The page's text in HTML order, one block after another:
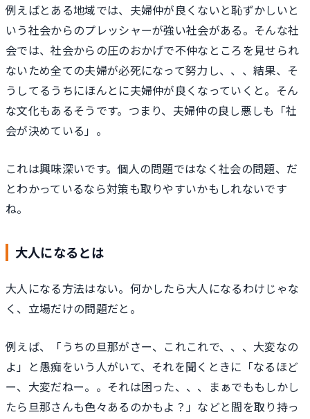
例えばとある地域では、夫婦仲が良くないと恥ずかしいと
いう社会からのプレッシャーが強い社会がある。そんな社
会では、社会からの圧のおかげで不仲なところを見せられ
ないため全ての夫婦が必死になって努力し、、、結果、そ
うしてるうちにほんとに夫婦仲が良くなっていくと。そん
な文化もあるそうです。つまり、夫婦仲の良し悪しも「社
会が決めている」。
これは興味深いです。個人の問題ではなく社会の問題、だ
とわかっているなら対策も取りやすいかもしれないです
ね。
大人になるとは
大人になる方法はない。何かしたら大人になるわけじゃな
く、立場だけの問題だと。
例えば、「うちの旦那がさー、これこれで、、、大変なの
よ」と愚痴をいう人がいて、それを聞くときに「なるほど
ー、大変だねー。。それは困った、、、まぁでももしかし
たら旦那さんも色々あるのかもよ？」などと間を取り持っ